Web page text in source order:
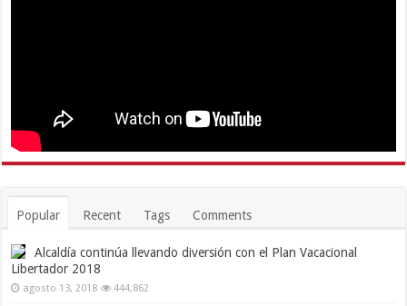
Popular Recent Tags Comments
Alcaldía continúa llevando diversión con el Plan Vacacional
Libertador 2018
agosto 13, 2018 444,862